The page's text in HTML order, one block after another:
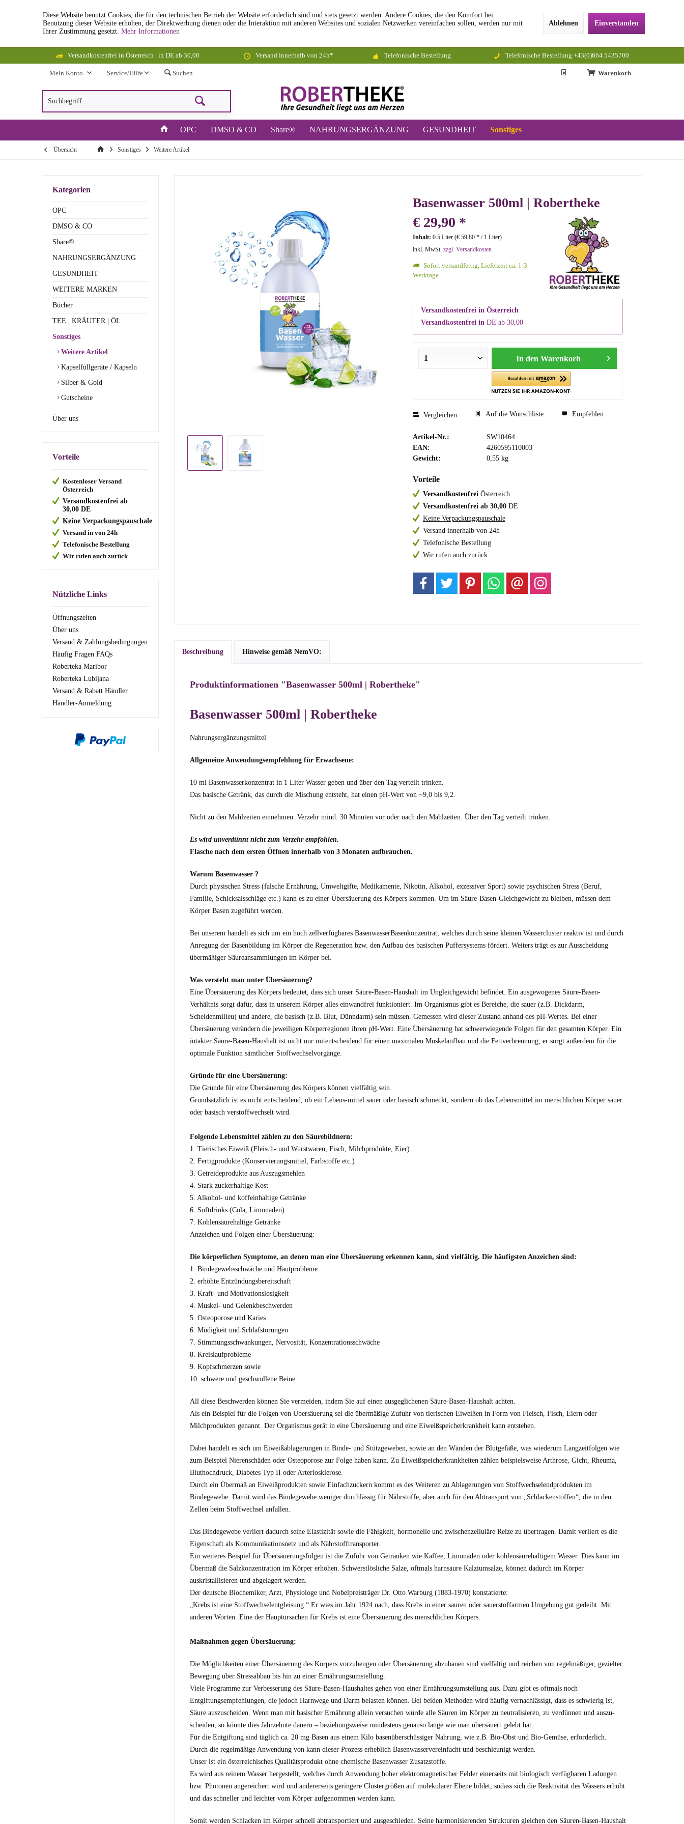
Diese Website benutzt Cookies, die für den technischen Betrieb der Website erforderlich sind und stets gesetzt werden. Andere Cookies, die den Komfort bei
Benutzung dieser Website erhöhen, der Direktwerbung dienen oder die Interaktion mit anderen Websites und sozialen Netzwerken vereinfachen sollen, werden nur mit
Ihrer Zustimmung gesetzt. Mehr Informationen
Ablehnen Einverstanden
Versandkostenfrei in Österreich | in DE ab 30,00 Versand innerhalb von 24h* Telefonische Bestellung Telefonische Bestellung +43(0)664 5435700
Warenkorb
Mein Konto Service/Hilfe Suchen
OPC DMSO & CO Share® NAHRUNGSERGÄNZUNG GESUNDHEIT Sonstiges
Übersicht Sonstiges Weitere Artikel
Kategorien
OPC
DMSO & CO
Share®
NAHRUNGSERGÄNZUNG
GESUNDHEIT
WEITERE MARKEN
Bücher
TEE | KRÄUTER | ÖL
Sonstiges
Weitere Artikel
Kapselfüllgeräte / Kapseln
Silber & Gold
Gutscheine
Über uns
Vorteile
Kostenloser Versand
Österreich
Versandkostenfrei ab
30,00 DE
Keine Verpackungspauschale
Versand in von 24h
Telefonische Bestellung
Wir rufen auch zurück
Nützliche Links
Öffnungszeiten
Über uns
Versand & Zahlungsbedingungen
Häufig Fragen FAQs
Roberteka Maribor
Roberteka Lubijana
Versand & Rabatt Händler
Händler-Anmeldung
Basenwasser 500ml | Robertheke
€ 29,90 *
Inhalt: 0.5 Liter (€ 59,80 * / 1 Liter)
inkl. MwSt. zzgl. Versandkosten
Sofort versandfertig, Lieferzeit ca. 1-3
Werktage
Versandkostenfrei in Österreich
Versandkostenfrei in DE ab 30,00
In den Warenkorb
Vergleichen Auf die Wunschliste Empfehlen
Artikel-Nr.:
SW10464
EAN:
4260595110003
Gewicht:
0,55 kg
Vorteile
Versandkostenfrei Österreich
Versandkostenfrei ab 30,00DE
Keine Verpackungspauschale
Versand innerhalb von 24h
Telefonische Bestellung
Wir rufen auch zurück
Beschreibung Hinweise gemäß NemVO:
Produktinformationen "Basenwasser 500ml | Robertheke"
Basenwasser 500ml | Robertheke
Nahrungsergänzungsmittel
Allgemeine Anwendungsempfehlung für Erwachsene:
10 ml Basenwasserkonzentrat in 1 Liter Wasser geben und über den Tag verteilt trinken.
Das basische Getränk, das durch die Mischung entsteht, hat einen pH-Wert von ~9,0 bis 9,2.
Nicht zu den Mahlzeiten einnehmen. Verzehr mind. 30 Minuten vor oder nach den Mahlzeiten. Über den Tag verteilt trinken.
Es wird unverdünnt nicht zum Verzehr empfohlen.
Flasche nach dem ersten Öffnen innerhalb von 3 Monaten aufbrauchen.
Warum Basenwasser ?
Durch physischen Stress (falsche Ernährung, Umweltgifte, Medikamente, Nikotin, Alkohol, exzessiver Sport) sowie psychischen Stress (Beruf,
Familie, Schicksalsschläge etc.) kann es zu einer Übersäuerung des Körpers kommen. Um im Säure-Basen-Gleichgewicht zu bleiben, müssen dem
Körper Basen zugeführt werden.
Bei unserem handelt es sich um ein hoch zellverfügbares BasenwasserBasenkonzentrat, welches durch seine kleinen Wassercluster reaktiv ist und durch
Anregung der Basenbildung im Körper die Regeneration bzw. den Aufbau des basischen Puffersystems fördert. Weiters trägt es zur Ausscheidung
übermäßiger Säureansammlungen im Körper bei.
Was versteht man unter Übersäuerung?
Eine Übersäuerung des Körpers bedeutet, dass sich unser Säure-Basen-Haushalt im Ungleichgewicht befindet. Ein ausgewogenes Säure-Basen-
Verhältnis sorgt dafür, dass in unserem Körper alles einwandfrei funktioniert. Im Organismus gibt es Bereiche, die sauer (z.B. Dickdarm,
Scheidenmilieu) und andere, die basisch (z.B. Blut, Dünndarm) sein müssen. Gemessen wird dieser Zustand anhand des pH-Wertes. Bei einer
Übersäuerung verändern die jeweiligen Körperregionen ihren pH-Wert. Eine Übersäuerung hat schwerwiegende Folgen für den gesamten Körper. Ein
intakter Säure-Basen-Haushalt ist nicht nur mitentscheidend für einen maximalen Muskelaufbau und die Fettverbrennung, er sorgt außerdem für die
optimale Funktion sämtlicher Stoffwechselvorgänge.
Gründe für eine Übersäuerung:
Die Gründe für eine Übersäuerung des Körpers können vielfältig sein.
Grundsätzlich ist es nicht entscheidend, ob ein Lebens-mittel sauer oder basisch schmeckt, sondern ob das Lebensmittel im menschlichen Körper sauer
oder basisch verstoffwechselt wird.
Folgende Lebensmittel zählen zu den Säurebildnern:
1. Tierisches Eiweiß (Fleisch- und Wurstwaren, Fisch, Milchprodukte, Eier)
2. Fertigprodukte (Konservierungsmittel, Farbstoffe etc.)
3. Getreideprodukte aus Auszugsmehlen
4. Stark zuckerhaltige Kost
5. Alkohol- und koffeinhaltige Getränke
6. Softdrinks (Cola, Limonaden)
7. Kohlensäurehaltige Getränke
Anzeichen und Folgen einer Übersäuerung:
Die körperlichen Symptome, an denen man eine Übersäuerung erkennen kann, sind vielfältig. Die häufigsten Anzeichen sind:
1. Bindegewebsschwäche und Hautprobleme
2. erhöhte Entzündungsbereitschaft
3. Kraft- und Motivationslosigkeit
4. Muskel- und Gelenkbeschwerden
5. Osteoporose und Karies
6. Müdigkeit und Schlafstörungen
7. Stimmungsschwankungen, Nervosität, Konzentrationsschwäche
8. Kreislaufprobleme
9. Kopfschmerzen sowie
10. schwere und geschwollene Beine
All diese Beschwerden können Sie vermeiden, indem Sie auf einen ausgeglichenen Säure-Basen-Haushalt achten.
Als ein Beispiel für die Folgen von Übersäuerung sei die übermäßige Zufuhr von tierischen Eiweißen in Form von Fleisch, Fisch, Eiern oder
Milchprodukten genannt. Der Organismus gerät in eine Übersäuerung und eine Eiweißspeicherkrankheit kann entstehen.
Dabei handelt es sich um Eiweißablagerungen in Binde- und Stützgeweben, sowie an den Wänden der Blutgefäße, was wiederum Langzeitfolgen wie
zum Beispiel Nierenschäden oder Osteoporose zur Folge haben kann. Zu Eiweißspeicherkrankheiten zählen beispielsweise Arthrose, Gicht, Rheuma,
Bluthochdruck, Diabetes Typ II oder Arteriosklerose.
Durch ein Übermaß an Eiweißprodukten sowie Einfachzuckern kommt es des Weiteren zu Ablagerungen von Stoffwechselendprodukten im
Bindegewebe. Damit wird das Bindegewebe weniger durchlässig für Nährstoffe, aber auch für den Abtransport von „Schlackenstoffen“, die in den
Zellen beim Stoffwechsel anfallen.
Das Bindegewebe verliert dadurch seine Elastizität sowie die Fähigkeit, hormonelle und zwischenzelluläre Reize zu übertragen. Damit verliert es die
Eigenschaft als Kommunikationsnetz und als Nährstofftransporter.
Ein weiteres Beispiel für Übersäuerungsfolgen ist die Zufuhr von Getränken wie Kaffee, Limonaden oder kohlensäurehaltigem Wasser. Dies kann im
Übermaß die Salzkonzentration im Körper erhöhen. Schwerstlösliche Salze, oftmals harnsaure Kalziumsalze, können dadurch im Körper
auskristallisieren und abgelagert werden.
Der deutsche Biochemiker, Arzt, Physiologe und Nobelpreisträger Dr. Otto Warburg (1883-1970) konstatierte:
„Krebs ist eine Stoffwechselentgleisung.“ Er wies im Jahr 1924 nach, dass Krebs in einer sauren oder sauerstoffarmen Umgebung gut gedeiht. Mit
anderen Worten: Eine der Hauptursachen für Krebs ist eine Übersäuerung des menschlichen Körpers.
Maßnahmen gegen Übersäuerung:
Die Möglichkeiten einer Übersäuerung des Körpers vorzubeugen oder Übersäuerung abzubauen sind vielfältig und reichen von regelmäßiger, gezielter
Bewegung über Stressabbau bis hin zu einer Ernährungsumstellung.
Viele Programme zur Verbesserung des Säure-Basen-Haushaltes gehen von einer Ernährungsumstellung aus. Dazu gibt es oftmals noch
Entgiftungsempfehlungen, die jedoch Harnwege und Darm belasten können. Bei beiden Methoden wird häufig vernachlässigt, dass es schwierig ist,
Säure auszuscheiden. Wenn man mit basischer Ernährung allein versuchen würde alle Säuren im Körper zu neutralisieren, zu verdünnen und auszu-
scheiden, so könnte dies Jahrzehnte dauern – beziehungsweise mindestens genauso lange wie man übersäuert gelebt hat.
Für die Entgiftung sind täglich ca. 20 mg Basen aus einem Kilo basenüberschüssiger Nahrung, wie z.B. Bio-Obst und Bio-Gemüse, erforderlich.
Durch die regelmäßige Anwendung von kann dieser Prozess erheblich Basenwasservereinfacht und beschleunigt werden.
Unser ist ein österreichisches Qualitätsprodukt ohne chemische Basenwasser Zusatzstoffe.
Es wird aus reinem Wasser hergestellt, welches durch Anwendung hoher elektromagnetischer Felder einerseits mit biologisch verfügbaren Ladungen
bzw. Photonen angereichert wird und andererseits geringere Clustergrößen auf molekularer Ebene bildet, sodass sich die Reaktivität des Wassers erhöht
und das schneller und leichter vom Körper aufgenommen werden kann.
Somit werden Schlacken im Körper schnell abtransportiert und ausgeschieden. Seine harmonisierenden Strukturen gleichen den Säuren-Basen-Haushalt